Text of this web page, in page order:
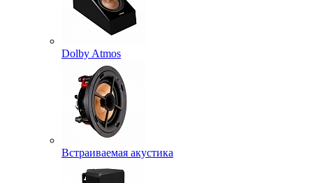
Dolby Atmos
Встраиваемая акустика